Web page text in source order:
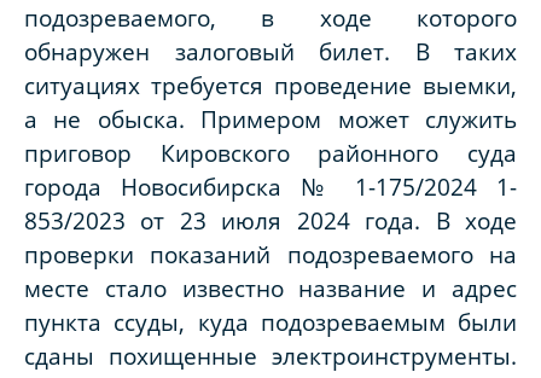
подозреваемого, в ходе которого
обнаружен залоговый билет. В таких
ситуациях требуется проведение выемки,
а не обыска. Примером может служить
приговор Кировского районного суда
города Новосибирска № 1-175/2024 1-
853/2023 от 23 июля 2024 года. В ходе
проверки показаний подозреваемого на
месте стало известно название и адрес
пункта ссуды, куда подозреваемым были
сданы похищенные электроинструменты.